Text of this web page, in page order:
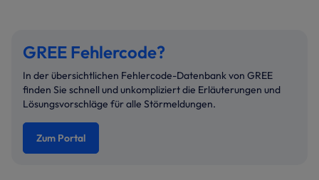
GREE Fehlercode?
In der übersichtlichen Fehlercode-Datenbank von GREE
finden Sie schnell und unkompliziert die Erläuterungen und
Lösungsvorschläge für alle Störmeldungen.
Zum Portal